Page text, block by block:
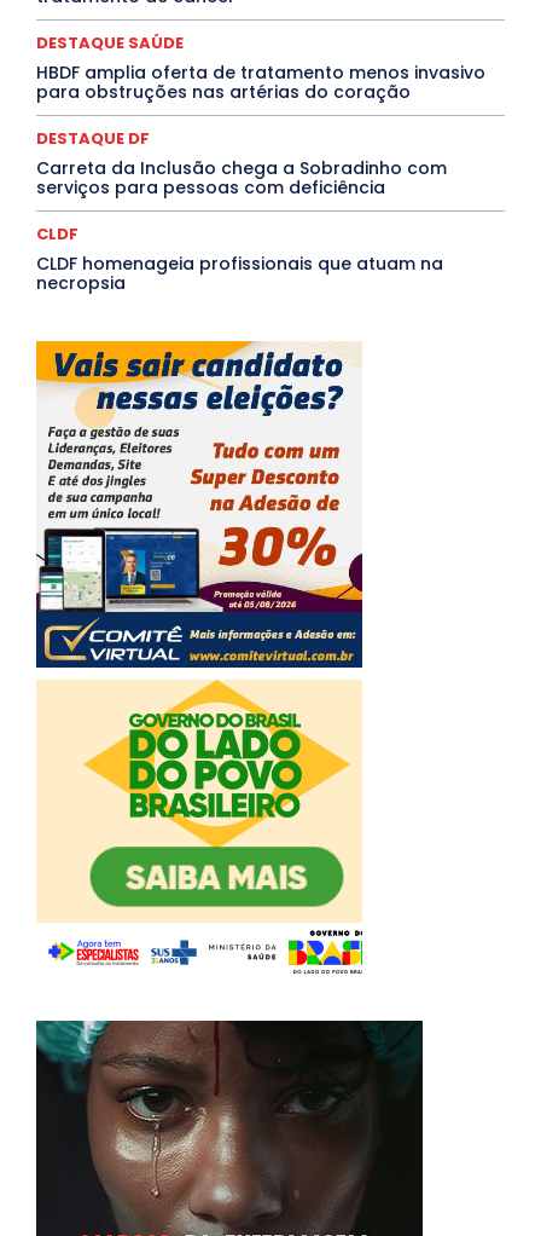
TÁ FROID?
TEATRO TECNOLOGIA
TIC TAC
Mais
DESTAQUE SAÚDE
HBDF amplia oferta de tratamento menos invasivo
para obstruções nas artérias do coração
DESTAQUE DF
Carreta da Inclusão chega a Sobradinho com
serviços para pessoas com deficiência
CLDF
CLDF homenageia profissionais que atuam na
necropsia